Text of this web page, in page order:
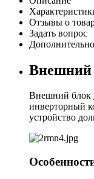
Отзывы о
Задать вопрос
Дополнительно
Внешний
Внешний блок
инверторный
устройство